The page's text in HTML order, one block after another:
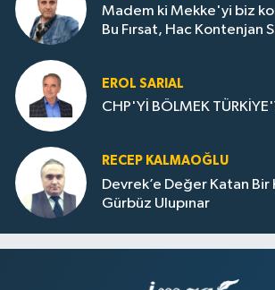
Madem ki Mekke'yi biz
Bu Fırsat, Hac Kontenjan
EROL SARIAL
CHP'Yİ BÖLMEK
RECEP KALMAOĞLU
Devrek’e Değer Katan Bir
Gürbüz Ulupınar